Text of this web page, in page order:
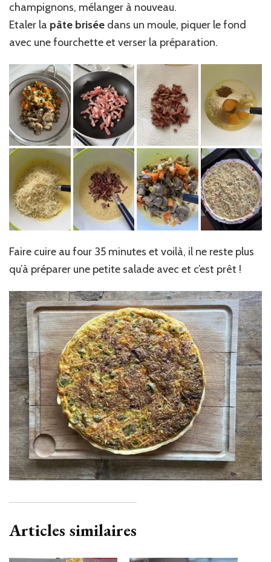
champignons, mélanger à nouveau.
Etaler la pâte brisée dans un moule, piquer le fond
avec une fourchette et verser la préparation.
Faire cuire au four 35 minutes et voilà, il ne reste plus
qu’à préparer une petite salade avec et c’est prêt !
Articles similaires